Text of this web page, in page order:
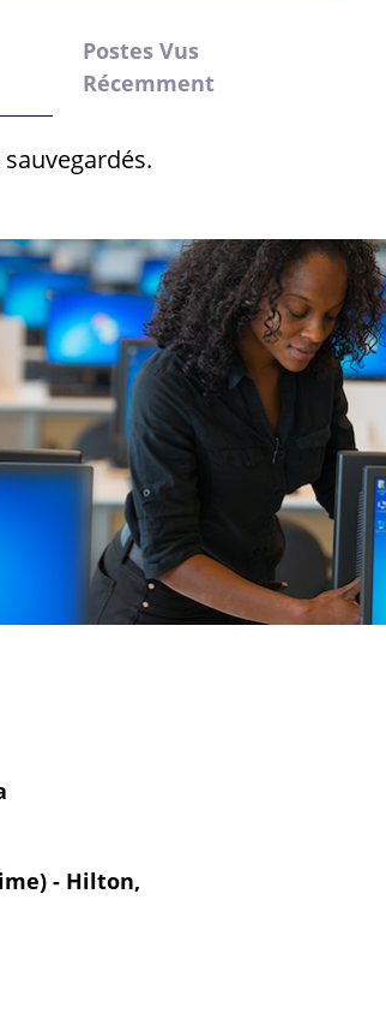
Postes Vus
Récemment
- Hilton,